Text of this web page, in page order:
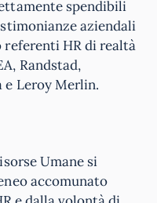
spendibili
aziendali
HR di realtà
Randstad,
e Leroy Merlin.
Umane si
accomunato